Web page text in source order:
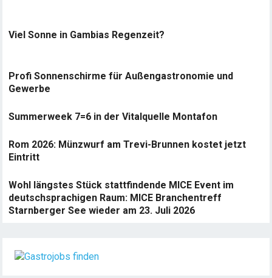
Viel Sonne in Gambias Regenzeit?
Profi Sonnenschirme für Außengastronomie und
Gewerbe
Summerweek 7=6 in der Vitalquelle Montafon
Rom 2026: Münzwurf am Trevi-Brunnen kostet jetzt
Eintritt
Wohl längstes Stück stattfindende MICE Event im
deutschsprachigen Raum: MICE Branchentreff
Starnberger See wieder am 23. Juli 2026